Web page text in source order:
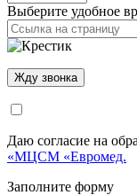
Выберите удобное
Даю согласие на
«МЦСМ «Евромед.
Заполните форму